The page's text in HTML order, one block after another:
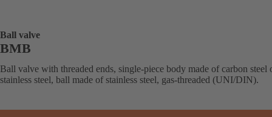
Ball valve
BMB
Ball valve with threaded ends, single-piece body made of carbon steel
stainless steel, ball made of stainless steel, gas-threaded (UNI/DIN).